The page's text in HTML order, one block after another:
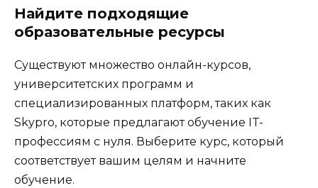
Найдите подходящие
образовательные ресурсы
Существуют множество онлайн-курсов,
университетских программ и
специализированных платформ, таких как
Skypro, которые предлагают обучение IT-
профессиям с нуля. Выберите курс, который
соответствует вашим целям и начните
обучение.